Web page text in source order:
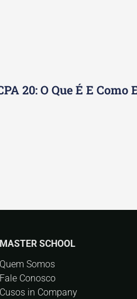
MASTER SCHOOL
Quem Somos
Fale Conosco
Cusos in Company